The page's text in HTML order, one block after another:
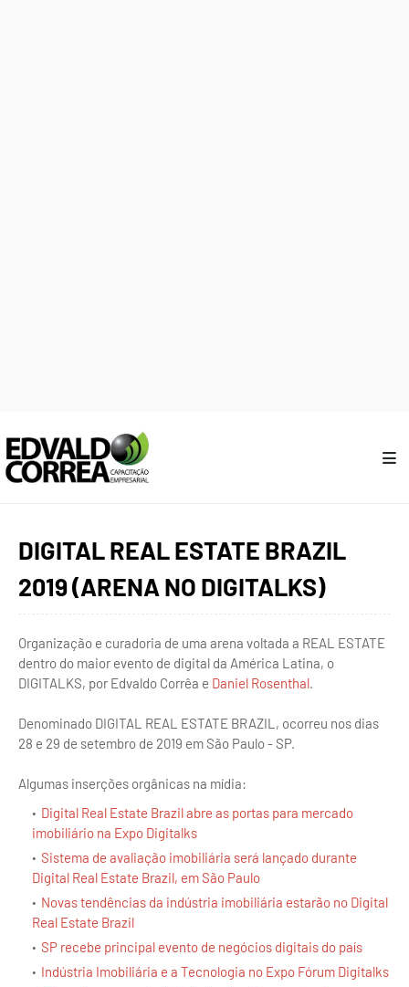
DIGITAL REAL ESTATE BRAZIL
2019 (ARENA NO DIGITALKS)
Organização e curadoria de uma arena voltada a REAL ESTATE
dentro do maior evento de digital da América Latina, o
DIGITALKS, por Edvaldo Corrêa e Daniel Rosenthal.
Denominado DIGITAL REAL ESTATE BRAZIL, ocorreu nos dias
28 e 29 de setembro de 2019 em São Paulo - SP.
Algumas inserções orgânicas na mídia:
Digital Real Estate Brazil abre as portas para mercado
imobiliário na Expo Digitalks
Sistema de avaliação imobiliária será lançado durante
Digital Real Estate Brazil, em São Paulo
Novas tendências da indústria imobiliária estarão no Digital
Real Estate Brazil
SP recebe principal evento de negócios digitais do país
Indústria Imobiliária e a Tecnologia no Expo Fórum Digitalks